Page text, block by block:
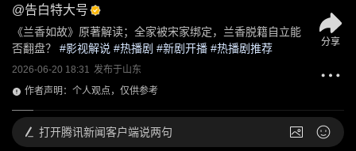
@告白特大号
《兰香如故》原著解读；全家被宋家绑定，兰香脱籍自立能
否翻盘？
#影视解说 #热播剧 #新剧开播 #热播剧推荐
2026-06-20 18:31 发布于山东
作者声明：个人观点，仅供参考
分享
打开腾讯新闻客户端说两句